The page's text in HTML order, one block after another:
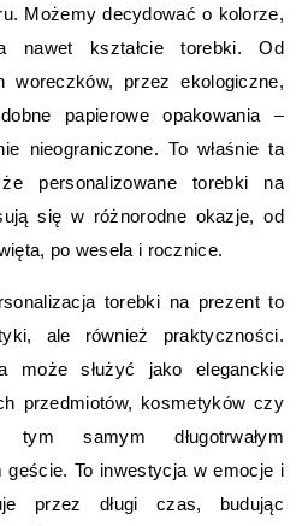
Możemy decydować o kolorze,
nawet kształcie torebki. Od
woreczków, przez ekologiczne,
papierowe opakowania –
nieograniczone. To właśnie ta
personalizowane torebki na
się w różnorodne okazje, od
po wesela i rocznice.
torebki na prezent to
ale również praktyczności.
może służyć jako eleganckie
przedmiotów, kosmetyków czy
samym długotrwałym
geście. To inwestycja w emocje i
przez długi czas, budując